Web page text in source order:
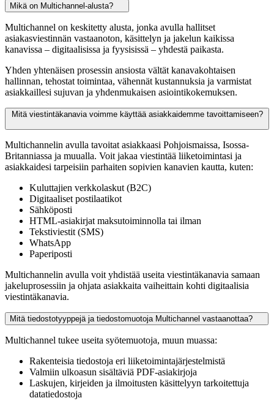
Mikä on Multichannel-alusta?
Multichannel on keskitetty alusta, jonka avulla hallitset
asiakasviestinnän vastaanoton, käsittelyn ja jakelun kaikissa
kanavissa – digitaalisissa ja fyysisissä – yhdestä paikasta.
Yhden yhtenäisen prosessin ansiosta vältät kanavakohtaisen
hallinnan, tehostat toimintaa, vähennät kustannuksia ja varmistat
asiakkaillesi sujuvan ja yhdenmukaisen asiointikokemuksen.
Mitä viestintäkanavia voimme käyttää asiakkaidemme tavoittamiseen?
Multichannelin avulla tavoitat asiakkaasi Pohjoismaissa, Isossa-
Britanniassa ja muualla. Voit jakaa viestintää liiketoimintasi ja
asiakkaidesi tarpeisiin parhaiten sopivien kanavien kautta, kuten:
Kuluttajien verkkolaskut (B2C)
Digitaaliset postilaatikot
Sähköposti
HTML-asiakirjat maksutoiminnolla tai ilman
Tekstiviestit (SMS)
WhatsApp
Paperiposti
Multichannelin avulla voit yhdistää useita viestintäkanavia samaan
jakeluprosessiin ja ohjata asiakkaita vaiheittain kohti digitaalisia
viestintäkanavia.
Mitä tiedostotyyppejä ja tiedostomuotoja Multichannel vastaanottaa?
Multichannel tukee useita syötemuotoja, muun muassa:
Rakenteisia tiedostoja eri liiketoimintajärjestelmistä
Valmiin ulkoasun sisältäviä PDF-asiakirjoja
Laskujen, kirjeiden ja ilmoitusten käsittelyyn tarkoitettuja
datatiedostoja